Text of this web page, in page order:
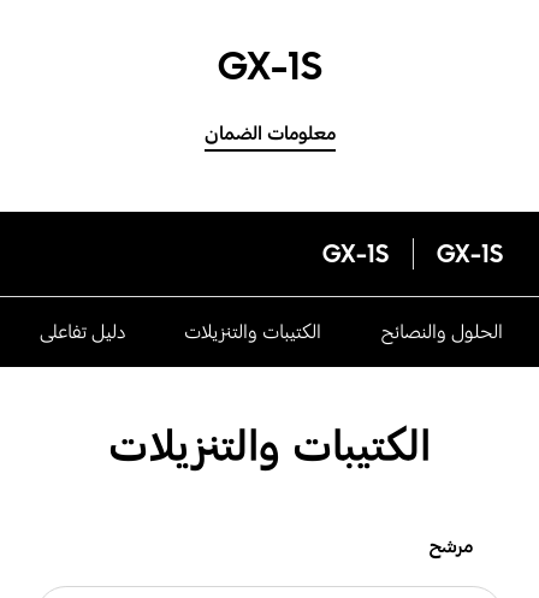
GX-1S
معلومات الضمان
GX-1S
GX-1S
الحلول والنصائح الكتيبات والتنزيلات دليل تفاعلى
الكتيبات والتنزيلات
مرشح